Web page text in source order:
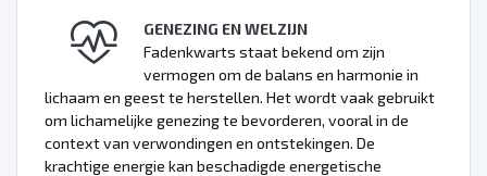
GENEZING EN WELZIJN
Fadenkwarts staat bekend om zijn
vermogen om de balans en harmonie in
lichaam en geest te herstellen. Het wordt vaak gebruikt
om lichamelijke genezing te bevorderen, vooral in de
context van verwondingen en ontstekingen. De
krachtige energie kan beschadigde energetische